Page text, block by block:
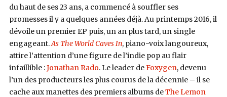
du haut de ses 23 ans, a commencé à souffler ses
promesses il y a quelques années déjà. Au printemps 2016, il
dévoile un premier EP puis, un an plus tard, un single
engageant.As The World Caves In, piano-voix langoureux,
attire l’attention d’une figure de l’indie pop au flair
infaillible :Jonathan Rado. Le leader deFoxygen, devenu
l’un des producteurs les plus courus de la décennie – il se
cache aux manettes des premiers albums deThe Lemon